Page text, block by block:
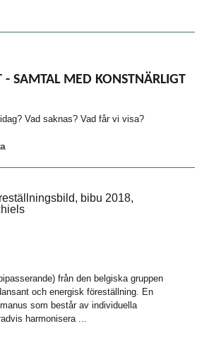
SAMTAL MED KONSTNÄRLIGT
Vad saknas? Vad får vi visa?
från den belgiska gruppen
och energisk föreställning. En
som består av individuella
harmonisera ...